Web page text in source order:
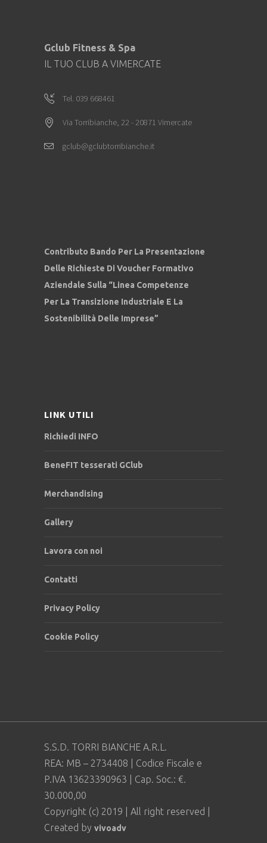
Gclub Fitness & Spa
IL TUO CLUB A VIMERCATE
Tel. 039 668461
Via Torribianche, 22 - 20871 Vimercate
gclub@gclubtorribianche.it
Contributo Bando Per La Presentazione
Delle Richieste Di Voucher Formativo
Aziendale Sulla “Linea Competenze
Per La Transizione Industriale E La
Sostenibilità Delle Imprese”
LINK UTILI
Richiedi INFO
BeneFIT tesserati GClub
Merchandising
Gallery
Lavora con noi
Contatti
Privacy Policy
Cookie Policy
S.S.D. TORRI BIANCHE A.R.L.
REA: MB – 2734408 | Codice Fiscale e
P.IVA 13623390963 | Cap. Soc.: €.
30.000,00
Copyright (c) 2019 | All right reserved |
Created by vivoadv